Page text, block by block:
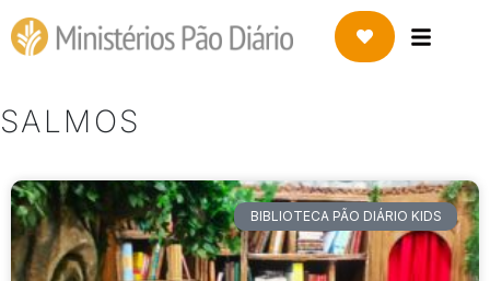
SALMOS
BIBLIOTECA PÃO DIÁRIO KIDS